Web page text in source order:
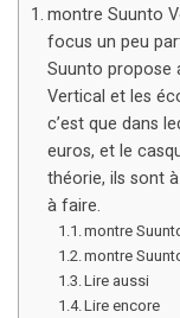
montre Suunto
focus un peu
Suunto propose
Vertical et les
c’est que dans
euros, et le
théorie, ils sont
à faire.
montre
montre
Lire aussi
Lire encore